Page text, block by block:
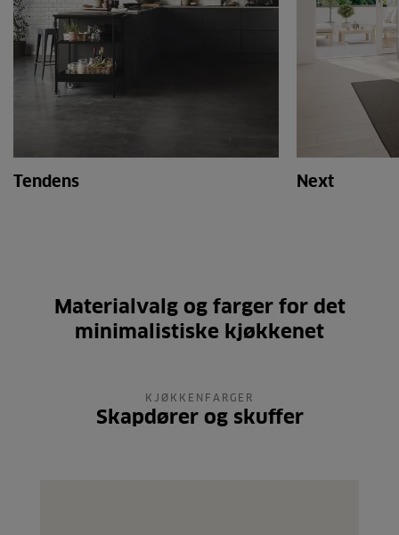
Tendens Next
Materialvalg og farger for det
minimalistiske kjøkkenet
KJØKKENFARGER
Skapdører og skuffer